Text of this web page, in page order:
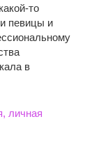
то
певицы и
в
личная